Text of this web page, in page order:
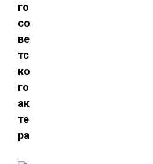
го
со
ве
тс
ко
го
ак
те
ра